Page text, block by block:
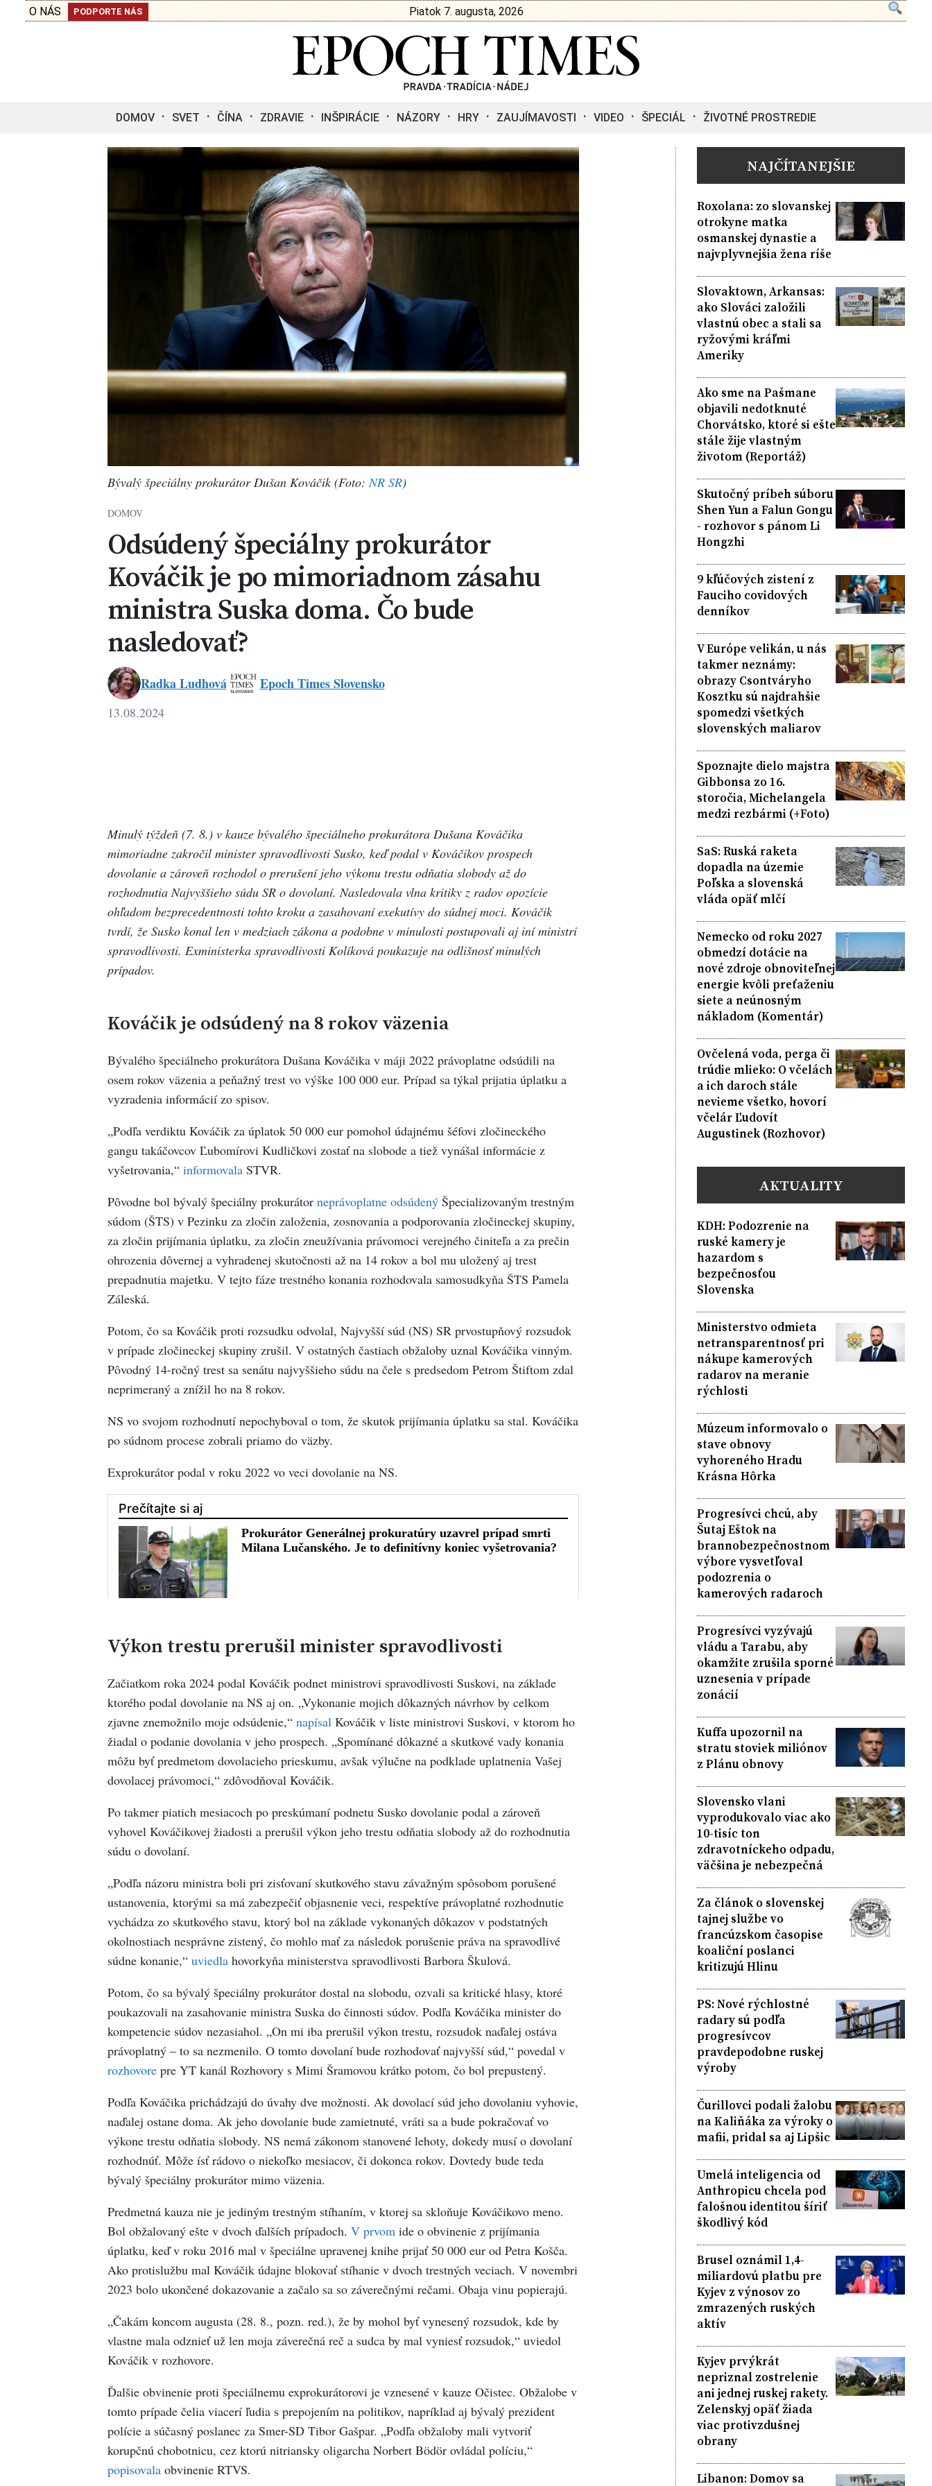
O NÁS PODPORTE NÁS Piatok 7. augusta, 2026
DOMOV SVET ČÍNA ZDRAVIE INŠPIRÁCIE NÁZORY HRY ZAUJÍMAVOSTI VIDEO ŠPECIÁL ŽIVOTNÉ PROSTREDIE
Bývalý špeciálny prokurátor Dušan Kováčik (Foto:NR SR)
DOMOV
Odsúdený špeciálny prokurátor
Kováčik je po mimoriadnom zásahu
ministra Suska doma. Čo bude
nasledovať?
Radka Ludhová Epoch Times Slovensko
13.08.2024
Minulý týždeň (7. 8.) v kauze bývalého špeciálneho prokurátora Dušana Kováčika
mimoriadne zakročil minister spravodlivosti Susko, keď podal v Kováčikov prospech
dovolanie a zároveň rozhodol o prerušení jeho výkonu trestu odňatia slobody až do
rozhodnutia Najvyššieho súdu SR o dovolaní. Nasledovala vlna kritiky z radov opozície
ohľadom bezprecedentnosti tohto kroku a zasahovaní exekutívy do súdnej moci. Kováčik
tvrdí, že Susko konal len v medziach zákona a podobne v minulosti postupovali aj iní ministri
spravodlivosti. Exministerka spravodlivosti Kolíková poukazuje na odlišnosť minulých
prípadov.
Kováčik je odsúdený na 8 rokov väzenia
Bývalého špeciálneho prokurátora Dušana Kováčika v máji 2022 právoplatne odsúdili na
osem rokov väzenia a peňažný trest vo výške 100 000 eur. Prípad sa týkal prijatia úplatku a
vyzradenia informácií zo spisov.
„Podľa verdiktu Kováčik za úplatok 50 000 eur pomohol údajnému šéfovi zločineckého
gangu takáčovcov Ľubomírovi Kudličkovi zostať na slobode a tiež vynášal informácie z
vyšetrovania,“ informovalaSTVR.
Pôvodne bol bývalý špeciálny prokurátor neprávoplatne odsúdenýŠpecializovaným trestným
súdom (ŠTS) v Pezinku za zločin založenia, zosnovania a podporovania zločineckej skupiny,
za zločin prijímania úplatku, za zločin zneužívania právomoci verejného činiteľa a za prečin
ohrozenia dôvernej a vyhradenej skutočnosti až na 14 rokov a bol mu uložený aj trest
prepadnutia majetku. V tejto fáze trestného konania rozhodovala samosudkyňa ŠTS Pamela
Záleská.
Potom, čo sa Kováčik proti rozsudku odvolal, Najvyšší súd (NS) SR prvostupňový rozsudok
v prípade zločineckej skupiny zrušil. V ostatných častiach obžaloby uznal Kováčika vinným.
Pôvodný 14-ročný trest sa senátu najvyššieho súdu na čele s predsedom Petrom Štiftom zdal
neprimeraný a znížil ho na 8 rokov.
NS vo svojom rozhodnutí nepochyboval o tom, že skutok prijímania úplatku sa stal. Kováčika
po súdnom procese zobrali priamo do väzby.
Exprokurátor podal v roku 2022 vo veci dovolanie na NS.
Výkon trestu prerušil minister spravodlivosti
Začiatkom roka 2024 podal Kováčik podnet ministrovi spravodlivosti Suskovi, na základe
ktorého podal dovolanie na NS aj on. „Vykonanie mojich dôkazných návrhov by celkom
zjavne znemožnilo moje odsúdenie,“ napísalKováčik v liste ministrovi Suskovi, v ktorom ho
žiadal o podanie dovolania v jeho prospech. „Spomínané dôkazné a skutkové vady konania
môžu byť predmetom dovolacieho prieskumu, avšak výlučne na podklade uplatnenia Vašej
dovolacej právomoci,“ zdôvodňoval Kováčik.
Po takmer piatich mesiacoch po preskúmaní podnetu Susko dovolanie podal a zároveň
vyhovel Kováčikovej žiadosti a prerušil výkon jeho trestu odňatia slobody až do rozhodnutia
súdu o dovolaní.
„Podľa názoru ministra boli pri zisťovaní skutkového stavu závažným spôsobom porušené
ustanovenia, ktorými sa má zabezpečiť objasnenie veci, respektíve právoplatné rozhodnutie
vychádza zo skutkového stavu, ktorý bol na základe vykonaných dôkazov v podstatných
okolnostiach nesprávne zistený, čo mohlo mať za následok porušenie práva na spravodlivé
súdne konanie,“ uviedlahovorkyňa ministerstva spravodlivosti Barbora Škulová.
Potom, čo sa bývalý špeciálny prokurátor dostal na slobodu, ozvali sa kritické hlasy, ktoré
poukazovali na zasahovanie ministra Suska do činnosti súdov. Podľa Kováčika minister do
kompetencie súdov nezasiahol. „On mi iba prerušil výkon trestu, rozsudok naďalej ostáva
právoplatný – to sa nezmenilo. O tomto dovolaní bude rozhodovať najvyšší súd,“ povedal v
rozhovorepre YT kanál Rozhovory s Mimi Šramovou krátko potom, čo bol prepustený.
Podľa Kováčika prichádzajú do úvahy dve možnosti. Ak dovolací súd jeho dovolaniu vyhovie,
naďalej ostane doma. Ak jeho dovolanie bude zamietnuté, vráti sa a bude pokračovať vo
výkone trestu odňatia slobody. NS nemá zákonom stanovené lehoty, dokedy musí o dovolaní
rozhodnúť. Môže ísť rádovo o niekoľko mesiacov, či dokonca rokov. Dovtedy bude teda
bývalý špeciálny prokurátor mimo väzenia.
Predmetná kauza nie je jediným trestným stíhaním, v ktorej sa skloňuje Kováčikovo meno.
Bol obžalovaný ešte v dvoch ďalších prípadoch. V prvomide o obvinenie z prijímania
úplatku, keď v roku 2016 mal v špeciálne upravenej knihe prijať 50 000 eur od Petra Košča.
Ako protislužbu mal Kováčik údajne blokovať stíhanie v dvoch trestných veciach. V novembri
2023 bolo ukončené dokazovanie a začalo sa so záverečnými rečami. Obaja vinu popierajú.
„Čakám koncom augusta (28. 8., pozn. red.), že by mohol byť vynesený rozsudok, kde by
vlastne mala odznieť už len moja záverečná reč a sudca by mal vyniesť rozsudok,“ uviedol
Kováčik v rozhovore.
Ďalšie obvinenie proti špeciálnemu exprokurátorovi je vznesené v kauze Očistec. Obžalobe v
tomto prípade čelia viacerí ľudia s prepojením na politikov, napríklad aj bývalý prezident
polície a súčasný poslanec za Smer-SD Tibor Gašpar. „Podľa obžaloby mali vytvoriť
korupčnú chobotnicu, cez ktorú nitriansky oligarcha Norbert Bödör ovládal políciu,“
popisovalaobvinenie RTVS.
NAJČÍTANEJŠIE
Roxolana: zo slovanskej
otrokyne matka
osmanskej dynastie a
najvplyvnejšia žena ríše
Slovaktown, Arkansas:
ako Slováci založili
vlastnú obec a stali sa
ryžovými kráľmi
Ameriky
Ako sme na Pašmane
objavili nedotknuté
Chorvátsko, ktoré si ešte
stále žije vlastným
životom (Reportáž)
Skutočný príbeh súboru
Shen Yun a Falun Gongu
- rozhovor s pánom Li
Hongzhi
9 kľúčových zistení z
Fauciho covidových
denníkov
V Európe velikán, u nás
takmer neznámy:
obrazy Csontváryho
Kosztku sú najdrahšie
spomedzi všetkých
slovenských maliarov
Spoznajte dielo majstra
Gibbonsa zo 16.
storočia, Michelangela
medzi rezbármi (+Foto)
SaS: Ruská raketa
dopadla na územie
Poľska a slovenská
vláda opäť mlčí
Nemecko od roku 2027
obmedzí dotácie na
nové zdroje obnoviteľnej
energie kvôli preťaženiu
siete a neúnosným
nákladom (Komentár)
Ovčelená voda, perga či
trúdie mlieko: O včelách
a ich daroch stále
nevieme všetko, hovorí
včelár Ľudovít
Augustinek (Rozhovor)
AKTUALITY
KDH: Podozrenie na
ruské kamery je
hazardom s
bezpečnosťou
Slovenska
Ministerstvo odmieta
netransparentnosť pri
nákupe kamerových
radarov na meranie
rýchlosti
Múzeum informovalo o
stave obnovy
vyhoreného Hradu
Krásna Hôrka
Progresívci chcú, aby
Šutaj Eštok na
brannobezpečnostnom
výbore vysvetľoval
podozrenia o
kamerových radaroch
Progresívci vyzývajú
vládu a Tarabu, aby
okamžite zrušila sporné
uznesenia v prípade
zonácií
Kuffa upozornil na
stratu stoviek miliónov
z Plánu obnovy
Slovensko vlani
vyprodukovalo viac ako
10-tisíc ton
zdravotníckeho odpadu,
väčšina je nebezpečná
Za článok o slovenskej
tajnej službe vo
francúzskom časopise
koaliční poslanci
kritizujú Hlinu
PS: Nové rýchlostné
radary sú podľa
progresívcov
pravdepodobne ruskej
výroby
Čurillovci podali žalobu
na Kaliňáka za výroky o
mafii, pridal sa aj Lipšic
Umelá inteligencia od
Anthropicu chcela pod
falošnou identitou šíriť
škodlivý kód
Brusel oznámil 1,4-
miliardovú platbu pre
Kyjev z výnosov zo
zmrazených ruských
aktív
Kyjev prvýkrát
nepriznal zostrelenie
ani jednej ruskej rakety.
Zelenskyj opäť žiada
viac protivzdušnej
obrany
Libanon: Domov sa